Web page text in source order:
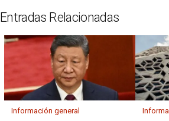
p
p
m o
k
Entradas Relacionadas
Información general